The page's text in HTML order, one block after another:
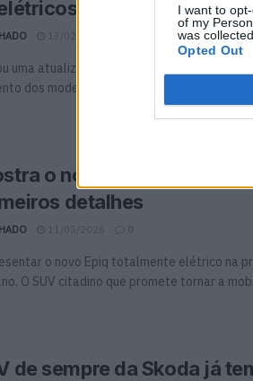
I want to
of my
was collected.
Opted Out
com novos
13/02/2026
uma atualização significativa para o
dos modelos elétricos Enyaq (com
o novo Epiq em
detalhes
11/05/2026 0
o novo Epiq totalmente elétrico na
O SUV citadino que promete tornar a
de sempre da Skoda já